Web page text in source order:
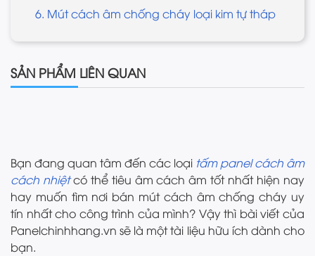
6. Mút cách âm chống cháy loại kim tự tháp
SẢN PHẨM LIÊN QUAN
Bạn đang quan tâm đến các loại tấm panel cách âm
cách nhiệtcó thể tiêu âm cách âm tốt nhất hiện nay
hay muốn tìm nơi bán mút cách âm chống cháy uy
tín nhất cho công trình của mình? Vậy thì bài viết của
Panelchinhhang.vn sẽ là một tài liệu hữu ích dành cho
bạn.